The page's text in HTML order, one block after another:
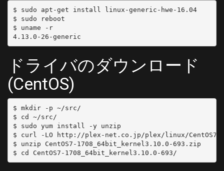
	SYMBOL_RATE = 5274000
	MODULATION = QAM/AUTO
	SYMBOL_RATE = 5274000
	MODULATION = QAM/AUTO
[C51]
	SYMBOL_RATE = 5274000
	MODULATION = QAM/AUTO
[C52]
$ sudo apt-get install linux-generic-hwe-16.04
$ sudo reboot
$ uname -r
ドライバのダウンロード
(CentOS)
$ mkdir -p ~/src/
$ cd ~/src/
$ sudo yum install -y unzip
$ curl -LO http://plex-net.co.jp/plex/linux/CentOS7-
$ unzip CentOS7-1708_64bit_kernel3.10.0-693.zip